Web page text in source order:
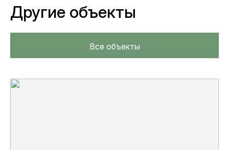
Другие объекты
Все объекты